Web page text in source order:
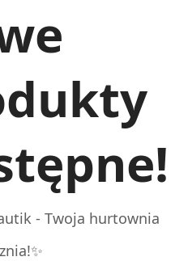
- Twoja hurtownia